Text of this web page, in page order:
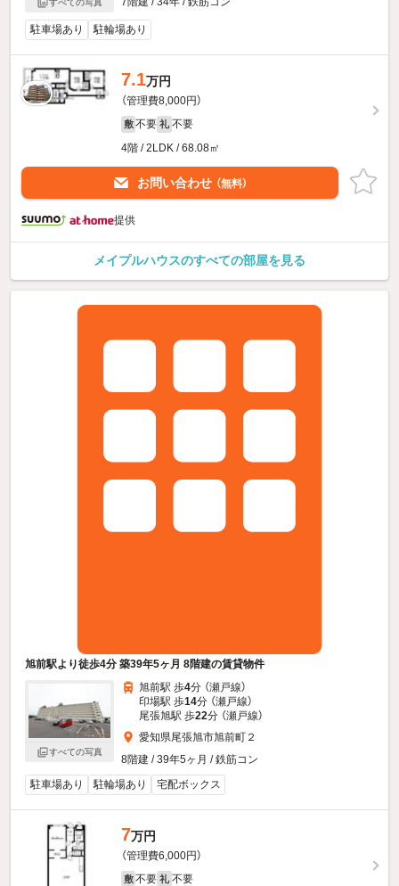
すべての写真
駐車場あり 駐輪場あり
7.1万円
（管理費8,000円）
敷 不要 礼 不要
4階 / 2LDK / 68.08㎡
お問い合わせ （無料）
提供
メイプルハウスのすべての部屋を見る
旭前駅より徒歩4分 築39年5ヶ月 8階建の賃貸物件
すべての写真
旭前駅 歩4分 （瀬戸線）
印場駅 歩14分 （瀬戸線）
尾張旭駅 歩22分 （瀬戸線）
愛知県尾張旭市旭前町２
8階建 / 39年5ヶ月 / 鉄筋コン
駐車場あり
駐輪場あり 宅配ボックス
7万円
（管理費6,000円）
敷 不要 礼 不要